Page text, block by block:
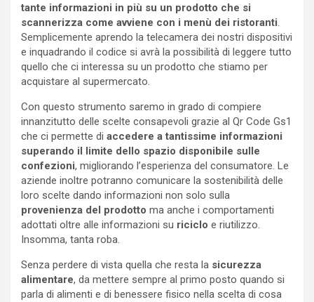
tante informazioni in più su un prodotto che si
scannerizza come avviene con i menù dei ristoranti.
Semplicemente aprendo la telecamera dei nostri dispositivi
e inquadrando il codice si avrà la possibilità di leggere tutto
quello che ci interessa su un prodotto che stiamo per
acquistare al supermercato.
Con questo strumento saremo in grado di compiere
innanzitutto delle scelte consapevoli grazie al Qr Code Gs1
che ci permette di accedere a tantissime informazioni
superando il limite dello spazio disponibile sulle
confezioni, migliorando l’esperienza del consumatore. Le
aziende inoltre potranno comunicare la sostenibilità delle
loro scelte dando informazioni non solo sulla
provenienza del prodotto ma anche i comportamenti
adottati oltre alle informazioni su riciclo e riutilizzo.
Insomma, tanta roba.
Senza perdere di vista quella che resta la sicurezza
alimentare, da mettere sempre al primo posto quando si
parla di alimenti e di benessere fisico nella scelta di cosa